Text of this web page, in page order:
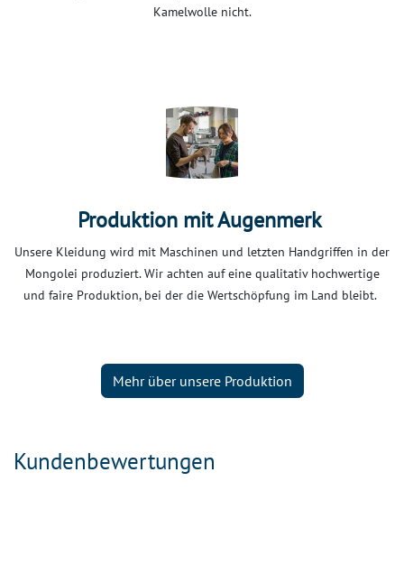
Kamelwolle nicht.
Produktion mit Augenmerk
Unsere Kleidung wird mit Maschinen und letzten Handgriffen in der
Mongolei produziert. Wir achten auf eine qualitativ hochwertige
und faire Produktion, bei der die Wertschöpfung im Land bleibt.
Mehr über unsere Produktion
Kundenbewertungen